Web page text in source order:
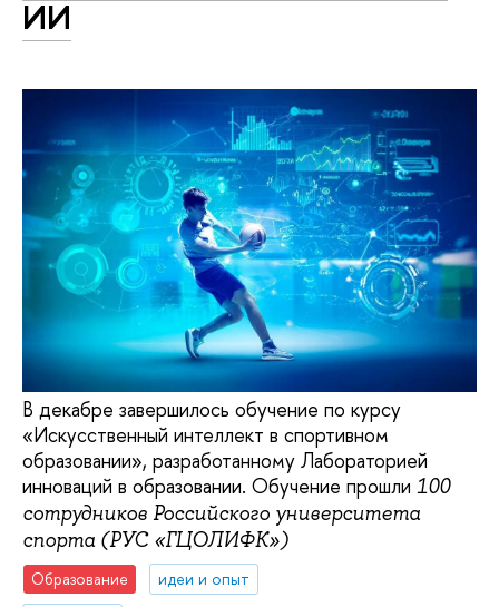
ИИ
В декабре завершилось обучение по курсу
«Искусственный интеллект в спортивном
образовании», разработанному Лабораторией
инноваций в образовании. Обучение прошли 100
сотрудников Российского университета
спорта (РУС «ГЦОЛИФК»)
Образование
идеи и опыт